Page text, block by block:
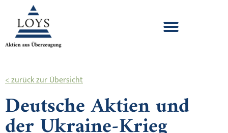
< zurück zur Übersicht
Deutsche Aktien und